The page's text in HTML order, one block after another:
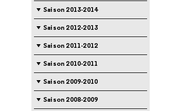
Saison 2013-2014
Saison 2012-2013
Saison 2011-2012
Saison 2010-2011
Saison 2009-2010
Saison 2008-2009